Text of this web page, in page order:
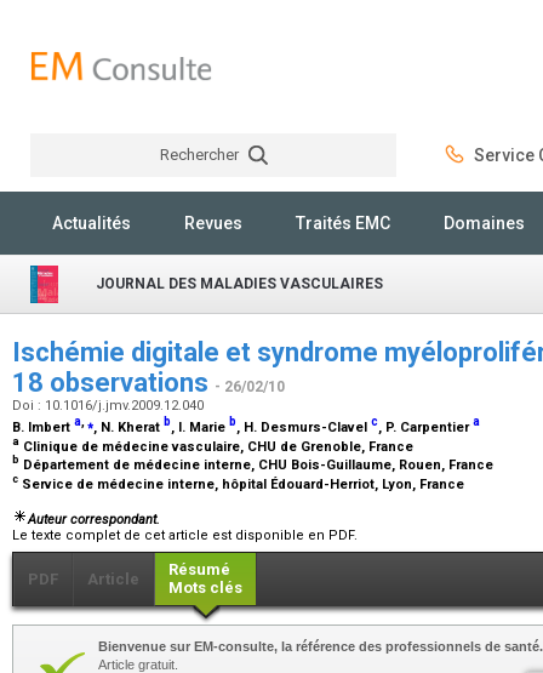
Rechercher Service
Actualités Revues Traités EMC Domaines
JOURNAL DES MALADIES VASCULAIRES
Ischémie digitale et syndrome
18 observations - 26/02/10
Doi : 10.1016/j.jmv.2009.12.040
B. Imbert a ⁎, N. Kherat b, I. Marie b, H. Desmurs-Clavel c, P. Carpentiera
a Clinique de médecine vasculaire, CHU de Grenoble, France
b Département de médecine interne, CHU Bois-Guillaume, Rouen, France
c Service de médecine interne, hôpital Édouard-Herriot, Lyon, France
Auteur correspondant.
Le texte complet de cet article est disponible en PDF.
PDF Article
Résumé
Mots clés
Bienvenue sur EM-consulte, la référence des professionnels de santé.
Article gratuit.